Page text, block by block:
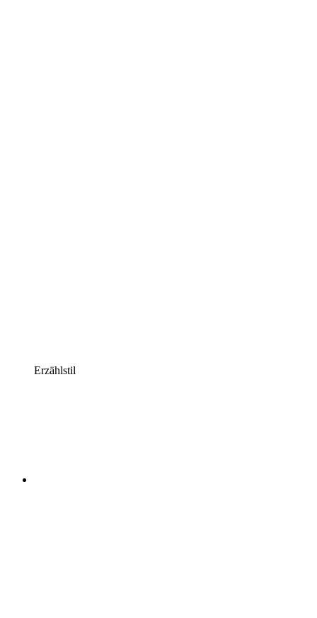
Erzählstil